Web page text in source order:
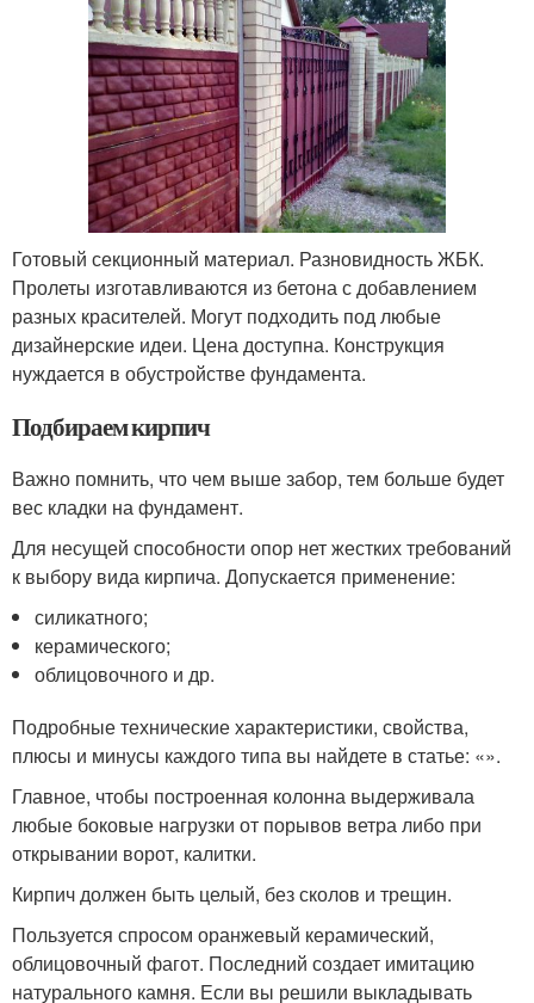
Готовый секционный материал. Разновидность ЖБК.
Пролеты изготавливаются из бетона с добавлением
разных красителей. Могут подходить под любые
дизайнерские идеи. Цена доступна. Конструкция
нуждается в обустройстве фундамента.
Подбираем кирпич
Важно помнить, что чем выше забор, тем больше будет
вес кладки на фундамент.
Для несущей способности опор нет жестких требований
к выбору вида кирпича. Допускается применение:
силикатного;
керамического;
облицовочного и др.
Подробные технические характеристики, свойства,
плюсы и минусы каждого типа вы найдете в статье: «».
Главное, чтобы построенная колонна выдерживала
любые боковые нагрузки от порывов ветра либо при
открывании ворот, калитки.
Кирпич должен быть целый, без сколов и трещин.
Пользуется спросом оранжевый керамический,
облицовочный фагот. Последний создает имитацию
натурального камня. Если вы решили выкладывать